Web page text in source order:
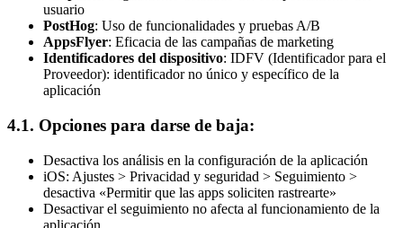
usuario
PostHog: Uso de funcionalidades y pruebas A/B
AppsFlyer: Eficacia de las campañas de marketing
Identificadores del dispositivo: IDFV (Identificador para el
Proveedor): identificador no único y específico de la
aplicación
4.1. Opciones para darse de baja:
Desactiva los análisis en la configuración de la aplicación
iOS: Ajustes > Privacidad y seguridad > Seguimiento >
desactiva «Permitir que las apps soliciten rastrearte»
Desactivar el seguimiento no afecta al funcionamiento de la
aplicación